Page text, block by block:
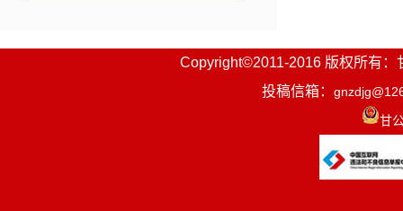
Copyright©2011-2016 版权所有：
投稿信箱：
甘